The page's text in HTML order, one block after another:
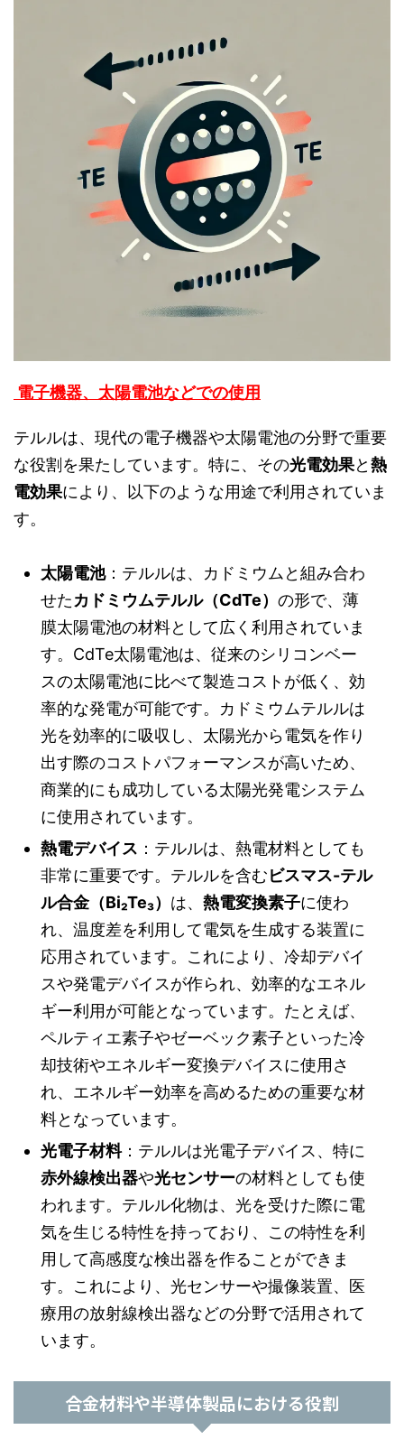
電子機器、太陽電池などでの使用
テルルは、現代の電子機器や太陽電池の分野で重要
な役割を果たしています。特に、その光電効果と熱
電効果により、以下のような用途で利用されていま
す。
太陽電池：テルルは、カドミウムと組み合わ
せたカドミウムテルル（CdTe） の形で、薄
膜太陽電池の材料として広く利用されていま
す。CdTe太陽電池は、従来のシリコンベー
スの太陽電池に比べて製造コストが低く、効
率的な発電が可能です。カドミウムテルルは
光を効率的に吸収し、太陽光から電気を作り
出す際のコストパフォーマンスが高いため、
商業的にも成功している太陽光発電システム
に使用されています。
熱電デバイス ：テルルは、熱電材料としても
非常に重要です。テルルを含むビスマス-テル
ル合金（Bi₂Te₃） は、 熱電変換素子に使わ
れ、温度差を利用して電気を生成する装置に
応用されています。これにより、冷却デバイ
スや発電デバイスが作られ、効率的なエネル
ギー利用が可能となっています。たとえば、
ペルティエ素子やゼーベック素子といった冷
却技術やエネルギー変換デバイスに使用さ
れ、エネルギー効率を高めるための重要な材
料となっています。
光電子材料：テルルは光電子デバイス、特に
赤外線検出器や光センサーの材料としても使
われます。テルル化物は、光を受けた際に電
気を生じる特性を持っており、この特性を利
用して高感度な検出器を作ることができま
す。これにより、光センサーや撮像装置、医
療用の放射線検出器などの分野で活用されて
います。
合金材料や半導体製品における役割